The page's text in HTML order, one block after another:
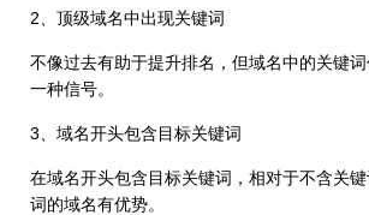
2、顶级域名中出现关键词
不像过去有助于提升排名，但域名中的关键
一种信号。
3、域名开头包含目标关键词
在域名开头包含目标关键词，相对于不含关
词的域名有优势。